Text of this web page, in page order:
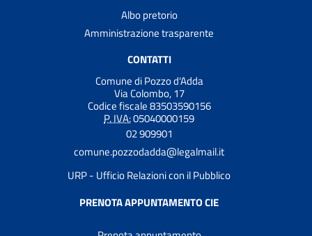
Albo pretorio
Amministrazione trasparente
CONTATTI
Comune di Pozzo d'Adda
Via Colombo, 17
Codice fiscale 83503590156
P. IVA:05040000159
02 909901
comune.pozzodadda@legalmail.it
URP - Ufficio Relazioni con il Pubblico
PRENOTA APPUNTAMENTO CIE